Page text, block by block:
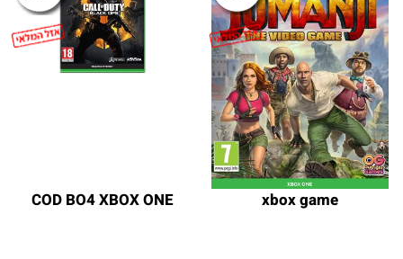
xbox game
COD BO4 XBOX ONE